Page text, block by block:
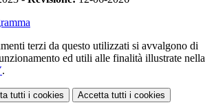
terzi da questo utilizzati si avvalgono di
ed utili alle finalità illustrate nella
.
tutti i cookies Accetta tutti i cookies